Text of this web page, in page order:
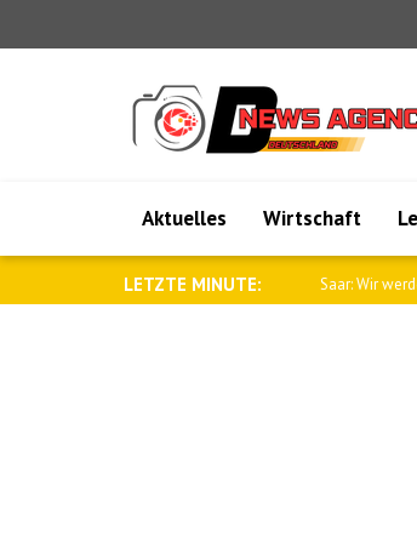
Aktuelles Wirtschaft
LETZTE MINUTE: Saar: Wir